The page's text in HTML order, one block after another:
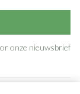
onze nieuwsbrief